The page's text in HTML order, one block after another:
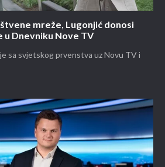
mreže, Lugonjić donosi
u Dnevniku Nove TV
sa svjetskog prvenstva uz Novu TV i